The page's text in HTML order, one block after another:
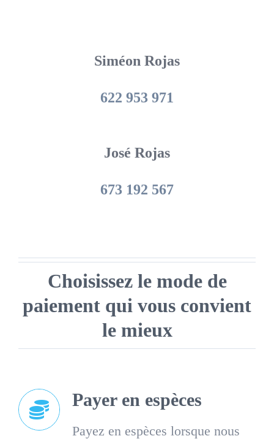
Siméon Rojas
622 953 971
José Rojas
673 192 567
Choisissez le mode de
paiement qui vous convient
le mieux
Payer en espèces
Payez en espèces lorsque nous